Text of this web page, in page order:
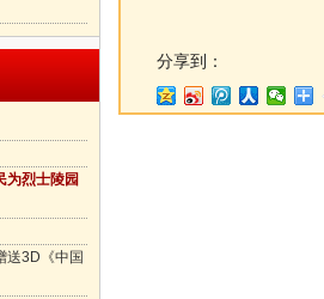
为烈士陵园
送3D《中国
分享到：